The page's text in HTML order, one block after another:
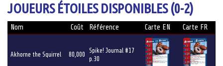
JOUEURS ÉTOILES DISPONIBLES (0-2)
Nom Coût Référence Carte EN Carte FR
Akhorne the Squirrel 80,000
Spike! Journal #17
p.30